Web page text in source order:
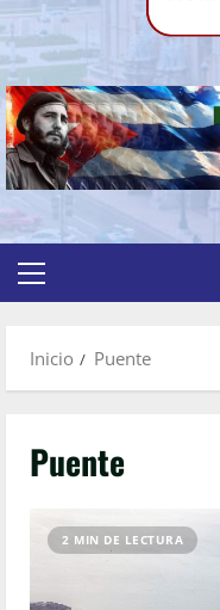
Inicio Puente
Puente
2 MIN DE LECTURA